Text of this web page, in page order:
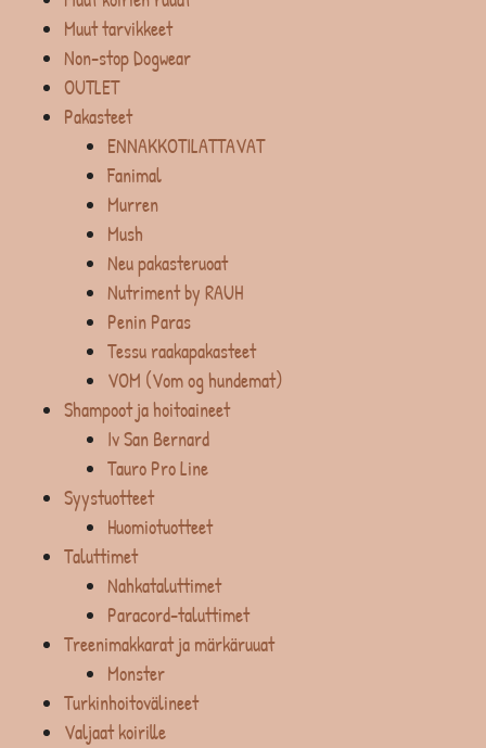
Muut tarvikkeet
Non-stop Dogwear
OUTLET
Pakasteet
ENNAKKOTILATTAVAT
Fanimal
Murren
Mush
Neu pakasteruoat
Nutriment by RAUH
Penin Paras
Tessu raakapakasteet
VOM (Vom og hundemat)
Shampoot ja hoitoaineet
Iv San Bernard
Tauro Pro Line
Syystuotteet
Huomiotuotteet
Taluttimet
Nahkataluttimet
Paracord-taluttimet
Treenimakkarat ja märkäruuat
Monster
Turkinhoitovälineet
Valjaat koirille